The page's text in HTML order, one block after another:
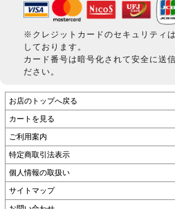
※クレジットカードのセキュリティ
しております。
カード番号は暗号化されて安全に送
ださい。
お店のトップへ戻る
カートを見る
ご利用案内
特定商取引法表示
個人情報の取扱い
サイトマップ